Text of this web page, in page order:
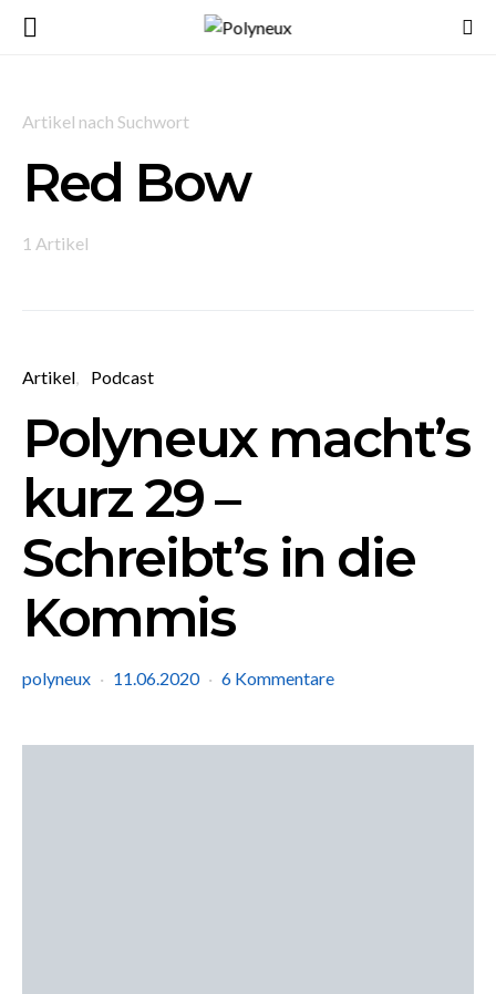
Artikel nach Suchwort
Red Bow
1 Artikel
Artikel Podcast
Polyneux macht’s
kurz 29 –
Schreibt’s in die
Kommis
polyneux 11.06.2020 6 Kommentare